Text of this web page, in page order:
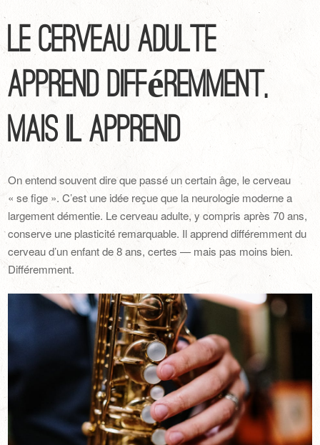
Le cerveau adulte
apprend différemment,
mais il apprend
On entend souvent dire que passé un certain âge, le cerveau
« se fige ». C’est une idée reçue que la neurologie moderne a
largement démentie. Le cerveau adulte, y compris après 70 ans,
conserve une plasticité remarquable. Il apprend différemment du
cerveau d’un enfant de 8 ans, certes — mais pas moins bien.
Différemment.